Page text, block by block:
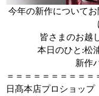
今年の新作について
皆さまのお越
本日のひと :松
新作
＝＝＝＝＝＝＝＝＝＝
日髙本店プロショップ